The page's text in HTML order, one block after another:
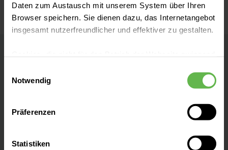
Daten zum Austausch mit unserem System über Ihren
Browser speichern. Sie dienen dazu, das Internetangebot
insgesamt nutzerfreundlicher und effektiver zu gestalten.
eingesetzt werden.
Es steht Ihnen frei, unsere Seite mit nur den notwendigen
Cookies zu benutzen, eine individuelle Auswahl
oder durch Auswahl von „Alle Cookies akzeptieren“ in die
Notwendig
Präferenzen
Statistiken
In Trägerschaft der MVZ argon GmbH | Ein
Hamburg
Kontakt